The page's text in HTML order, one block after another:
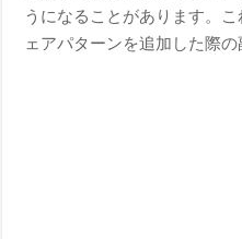
うになることがあります。
ェアパターンを追加した際の